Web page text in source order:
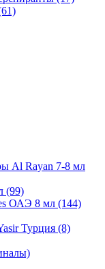
Al Rayan 7-8 мл
(99)
ОАЭ 8 мл (144)
Турция (8)